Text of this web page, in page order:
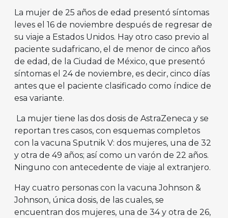
La mujer de 25 años de edad presentó síntomas
leves el 16 de noviembre después de regresar de
su viaje a Estados Unidos. Hay otro caso previo al
paciente sudafricano, el de menor de cinco años
de edad, de la Ciudad de México, que presentó
síntomas el 24 de noviembre, es decir, cinco días
antes que el paciente clasificado como índice de
esa variante.
La mujer tiene las dos dosis de AstraZeneca y se
reportan tres casos, con esquemas completos
con la vacuna Sputnik V: dos mujeres, una de 32
y otra de 49 años; así como un varón de 22 años.
Ninguno con antecedente de viaje al extranjero.
Hay cuatro personas con la vacuna Johnson &
Johnson, única dosis, de las cuales, se
encuentran dos mujeres, una de 34 y otra de 26,